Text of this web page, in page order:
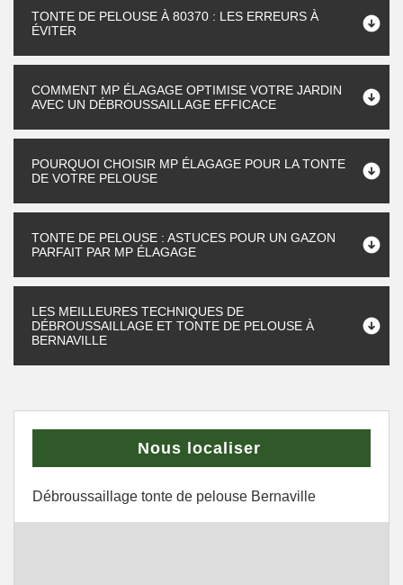
TONTE DE PELOUSE À 80370 : LES ERREURS À
ÉVITER
COMMENT MP ÉLAGAGE OPTIMISE VOTRE JARDIN
AVEC UN DÉBROUSSAILLAGE EFFICACE
POURQUOI CHOISIR MP ÉLAGAGE POUR LA TONTE
DE VOTRE PELOUSE
TONTE DE PELOUSE : ASTUCES POUR UN GAZON
PARFAIT PAR MP ÉLAGAGE
LES MEILLEURES TECHNIQUES DE
DÉBROUSSAILLAGE ET TONTE DE PELOUSE À
BERNAVILLE
Nous localiser
Débroussaillage tonte de pelouse Bernaville